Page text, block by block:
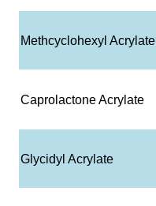
Methcyclohexyl Acrylate
Caprolactone Acrylate
Glycidyl Acrylate